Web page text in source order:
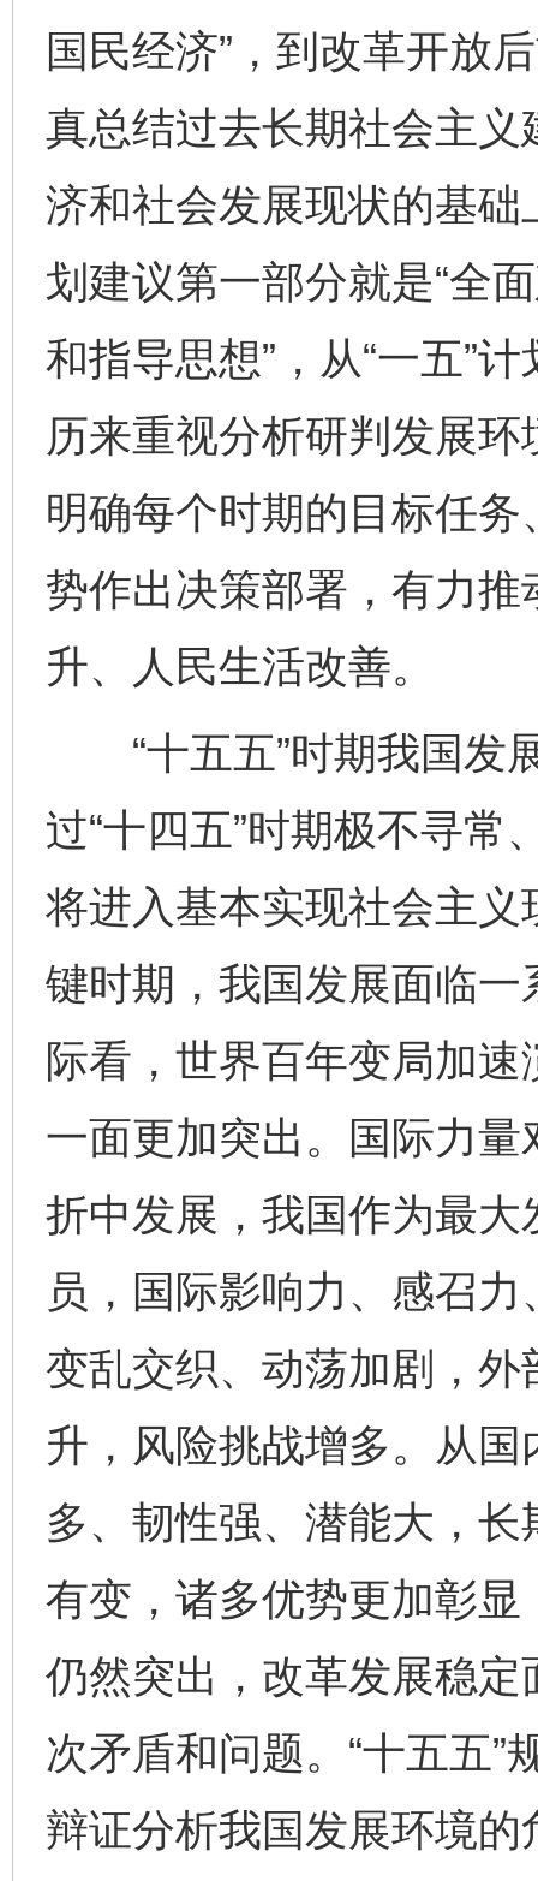
国民经济”，到改革开放
真总结过去长期社会主
济和社会发展现状的基础
划建议第一部分就是“全
和指导思想”，从“一五”
历来重视分析研判发展
明确每个时期的目标任
势作出决策部署，有力
升、人民生活改善。
“十五五”时期我国发
过“十四五”时期极不寻
将进入基本实现社会主
键时期，我国发展面临
际看，世界百年变局加
一面更加突出。国际力
折中发展，我国作为最
员，国际影响力、感召
变乱交织、动荡加剧，
升，风险挑战增多。从
多、韧性强、潜能大，
有变，诸多优势更加彰
仍然突出，改革发展稳
次矛盾和问题。“十五五
辩证分析我国发展环境